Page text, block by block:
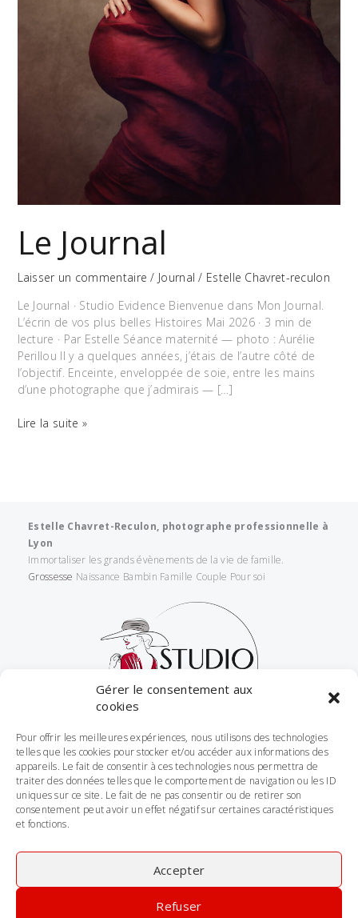
Gérer le consentement aux
cookies
Pour offrir les meilleures expériences, nous utilisons des technologies
telles que les cookies pour stocker et/ou accéder aux informations des
appareils. Le fait de consentir à ces technologies nous permettra de
traiter des données telles que le comportement de navigation ou les ID
uniques sur ce site. Le fait de ne pas consentir ou de retirer son
consentement peut avoir un effet négatif sur certaines caractéristiques
et fonctions.
Accepter
Refuser
Le Journal
Laisser un commentaire / Journal / Estelle Chavret-reculon
Le Journal · Studio Evidence Bienvenue dans Mon Journal.
L’écrin de vos plus belles Histoires Mai 2026 · 3 min de
lecture · Par Estelle Séance maternité — photo : Aurélie
Perillou Il y a quelques années, j’étais de l’autre côté de
l’objectif. Enceinte, enveloppée de soie, entre les mains
d’une photographe que j’admirais — […]
Le
Lire la suite »
Estelle Chavret-Reculon, photographe professionnelle à
Lyon
Immortaliser les grands évènements de la vie de famille.
Grossesse Naissance Bambin Famille Couple Pour soi
Me Suivre
Mentions légales
Conditions générales de vente
Politique de cookies (UE)